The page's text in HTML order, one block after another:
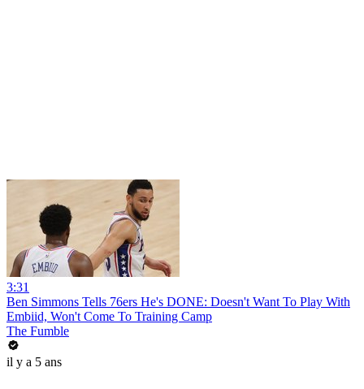
3:31
Ben Simmons Tells 76ers He's DONE: Doesn't Want To Play With
Embiid, Won't Come To Training Camp
The Fumble
il y a 5 ans